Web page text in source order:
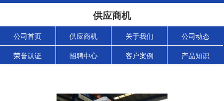
供应商机
公司首页 供应商机 关于我们 公司动态
荣誉认证 招聘中心 客户案例 产品知识